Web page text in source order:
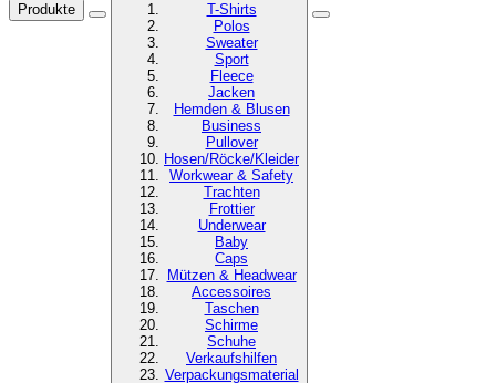
Produkte
T-Shirts
Polos
Sweater
Sport
Fleece
Jacken
Hemden & Blusen
Business
Pullover
Hosen/Röcke/Kleider
Workwear & Safety
Trachten
Frottier
Underwear
Baby
Caps
Mützen & Headwear
Accessoires
Taschen
Schirme
Schuhe
Verkaufshilfen
Verpackungsmaterial